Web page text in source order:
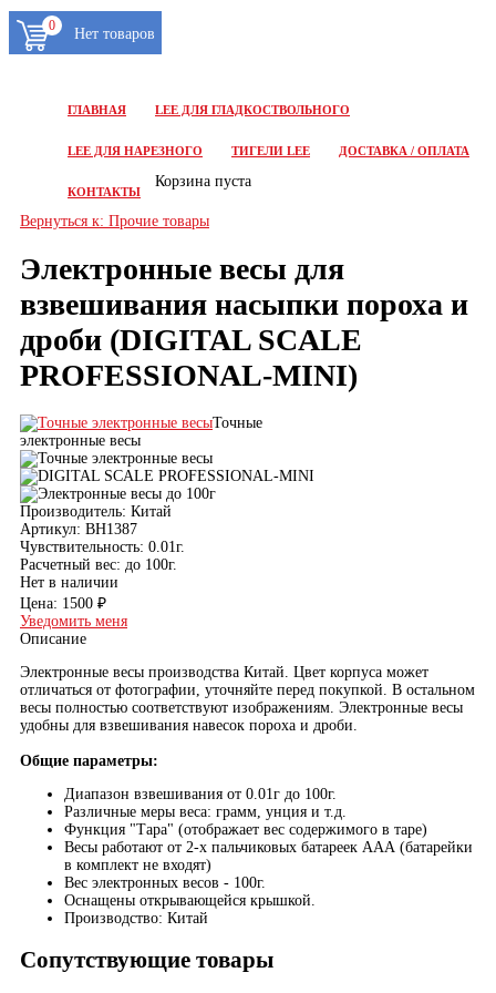
0
ГЛАВНАЯ LEE ДЛЯ ГЛАДКОСТВОЛЬНОГО
LEE ДЛЯ НАРЕЗНОГО ТИГЕЛИ LEE ДОСТАВКА / ОПЛАТА
КОНТАКТЫ
Корзина пуста
Вернуться к: Прочие товары
Электронные весы для
взвешивания насыпки пороха и
дроби (DIGITAL SCALE
PROFESSIONAL-MINI)
Точные
электронные весы
Производитель: Китай
Артикул: BH1387
Чувствительность: 0.01г.
Расчетный вес: до 100г.
Нет в наличии
Цена: 1500 ₽
Уведомить меня
Описание
Электронные весы производства Китай. Цвет корпуса может
отличаться от фотографии, уточняйте перед покупкой. В остальном
весы полностью соответствуют изображениям. Электронные весы
удобны для взвешивания навесок пороха и дроби.
Общие параметры:
Диапазон взвешивания от 0.01г до 100г.
Различные меры веса: грамм, унция и т.д.
Функция "Тара" (отображает вес содержимого в таре)
Весы работают от 2-х пальчиковых батареек ААА (батарейки
в комплект не входят)
Вес электронных весов - 100г.
Оснащены открывающейся крышкой.
Производство: Китай
Сопутствующие товары